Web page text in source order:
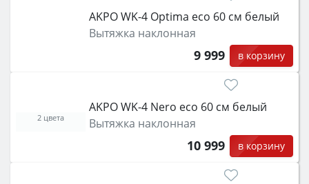
функции (конвекция, гриль, самоочистка,
защита от детей).
AKPO WK-4 Optima eco 60 см белый
Вытяжка наклонная
9 999 в корзину
AKPO WK-4 Nero eco 60 см белый
Вытяжка наклонная
10 999 в корзину
2 цвета